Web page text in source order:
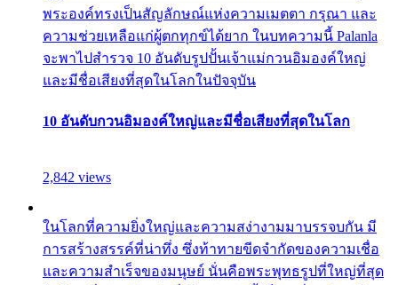
พระองค์ทรงเป็นสัญลักษณ์แห่งความเมตตา กรุณา และ
ความช่วยเหลือแก่ผู้ตกทุกข์ได้ยาก ในบทความนี้ Palanla
จะพาไปสำรวจ 10 อันดับรูปปั้นเจ้าแม่กวนอิมองค์ใหญ่
และมีชื่อเสียงที่สุดในโลกในปัจจุบัน
10 อันดับกวนอิมองค์ใหญ่และมีชื่อเสียงที่สุดในโลก
2,842 views
ในโลกที่ความยิ่งใหญ่และความสง่างามมาบรรจบกัน มี
การสร้างสรรค์ที่น่าทึ่ง ซึ่งท้าทายขีดจำกัดของความเชื่อ
และความสำเร็จของมนุษย์ นั่นคือพระพุทธรูปที่ใหญ่ที่สุด